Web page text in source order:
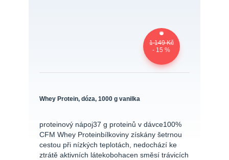
1 149 Kč
- 15 %
Whey Protein, dóza, 1000 g vanilka
proteinový nápoj37 g proteinů v dávce100%
CFM Whey Proteinbílkoviny získány šetrnou
cestou při nízkých teplotách, nedochází ke
ztrátě aktivních látekobohacen směsí trávicích